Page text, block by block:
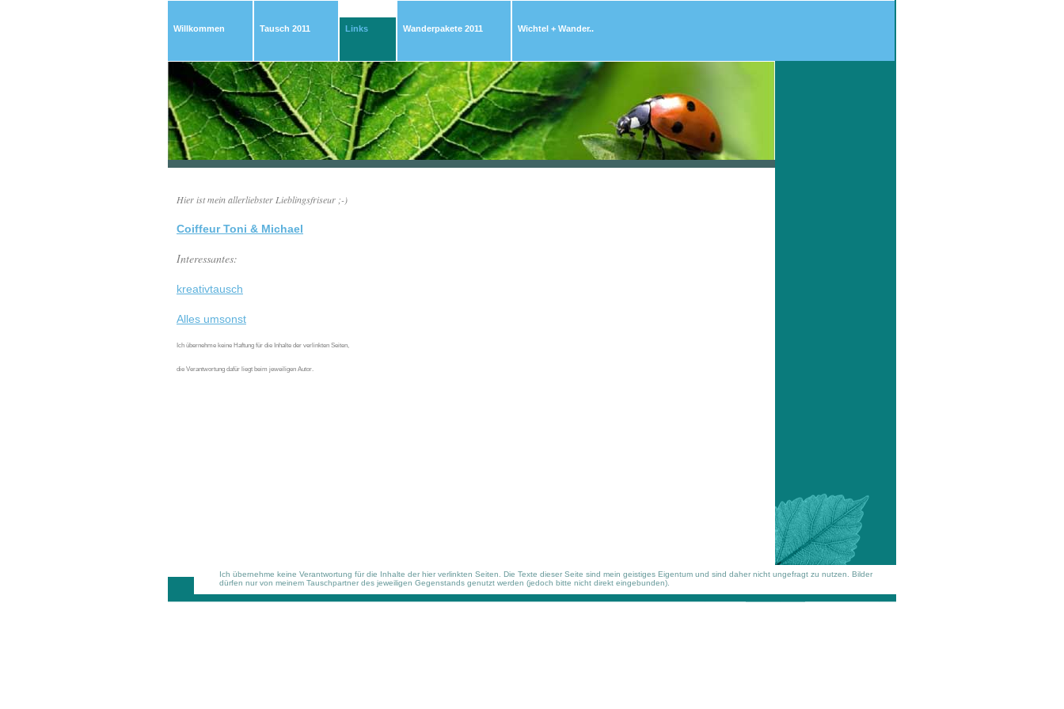
Willkommen Tausch 2011 Links Wanderpakete 2011 Wichtel + Wander..
Hier ist mein allerliebster Lieblingsfriseur ;-)
Coiffeur Toni & Michael
Interessantes:
kreativtausch
Alles umsonst
Ich übernehme keine Haftung für die Inhalte der verlinkten Seiten,
die Verantwortung dafür liegt beim jeweiligen Autor.
Ich übernehme keine Verantwortung für die Inhalte der hier verlinkten Seiten. Die Texte dieser Seite sind mein geistiges Eigentum und sind daher nicht ungefragt zu nutzen. Bilder
dürfen nur von meinem Tauschpartner des jeweiligen Gegenstands genutzt werden (jedoch bitte nicht direkt eingebunden).